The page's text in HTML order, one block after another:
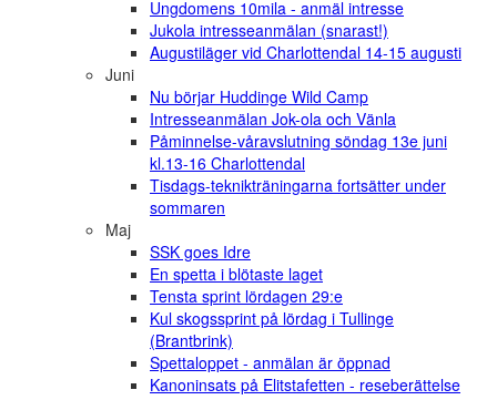
Ungdomens 10mila - anmäl intresse
Jukola intresseanmälan (snarast!)
Augustiläger vid Charlottendal 14-15 augusti
Juni
Nu börjar Huddinge Wild Camp
Intresseanmälan Jok-ola och Vänla
Påminnelse-våravslutning söndag 13e juni
kl.13-16 Charlottendal
Tisdags-teknikträningarna fortsätter under
sommaren
Maj
SSK goes Idre
En spetta i blötaste laget
Tensta sprint lördagen 29:e
Kul skogssprint på lördag i Tullinge
(Brantbrink)
Spettaloppet - anmälan är öppnad
Kanoninsats på Elitstafetten - reseberättelse